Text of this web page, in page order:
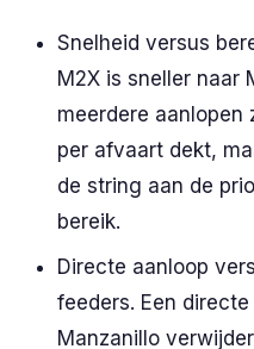
Snelheid versus
M2X is sneller naar
meerdere aanlopen
per afvaart dekt,
de string aan de
bereik.
Directe aanloop
feeders. Een
Manzanillo